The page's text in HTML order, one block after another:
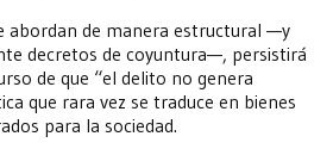
abordan de manera estructural —y
decretos de coyuntura—, persistirá
de que “el delito no genera
que rara vez se traduce en bienes
para la sociedad.